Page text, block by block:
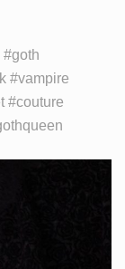
#vampire
#couture